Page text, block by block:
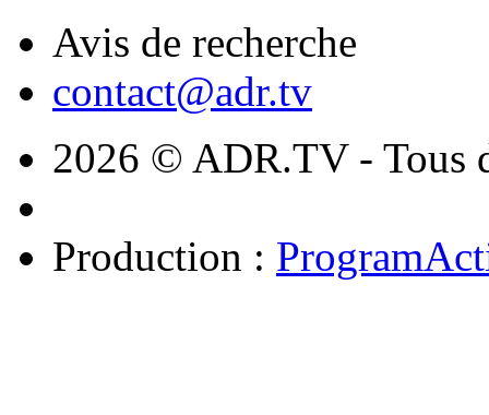
Avis de recherche
contact@adr.tv
2026 © ADR.TV - Tous
Production :